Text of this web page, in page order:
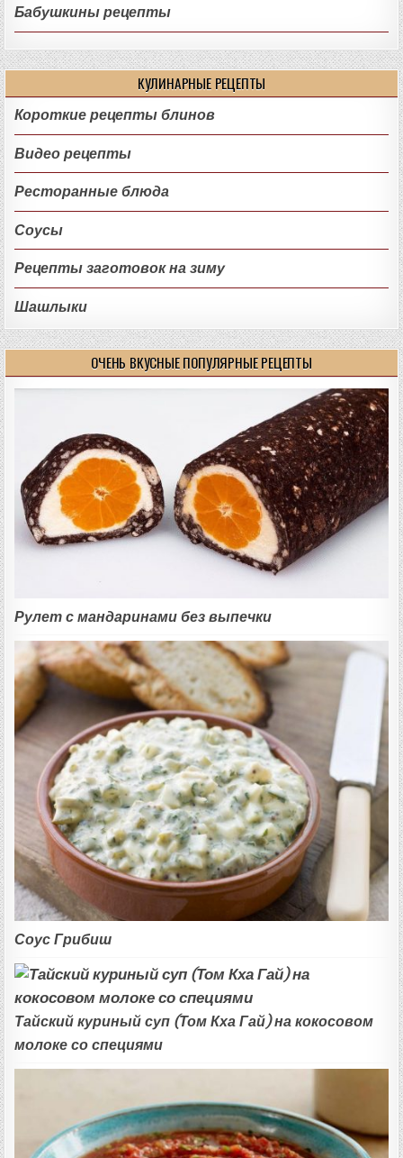
Бабушкины рецепты
КУЛИНАРНЫЕ РЕЦЕПТЫ
Короткие рецепты блинов
Видео рецепты
Ресторанные блюда
Соусы
Рецепты заготовок на зиму
Шашлыки
ОЧЕНЬ ВКУСНЫЕ ПОПУЛЯРНЫЕ РЕЦЕПТЫ
Рулет с мандаринами без выпечки
Соус Грибиш
Тайский куриный суп (Том Кха Гай) на кокосовом
молоке со специями